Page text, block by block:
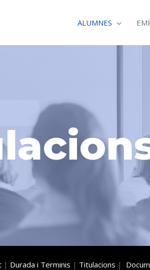
ALUMNES
| Durada i Terminis | Titulacions |